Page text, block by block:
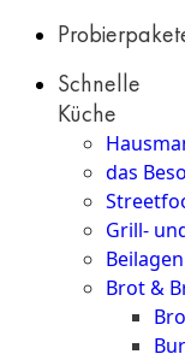
Schnelle
Küche
das
Grill-
Beilagen
Brot &